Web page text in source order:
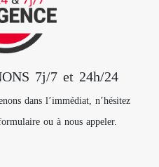
7j/7 et 24h/24
dans l’immédiat, n’hésitez
ou à nous appeler.